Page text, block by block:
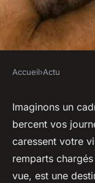
Quels
sont
sébastien•25 mars
Accueil›Actu
Imaginons un
bercent vos
caressent votre
remparts
vue, est une